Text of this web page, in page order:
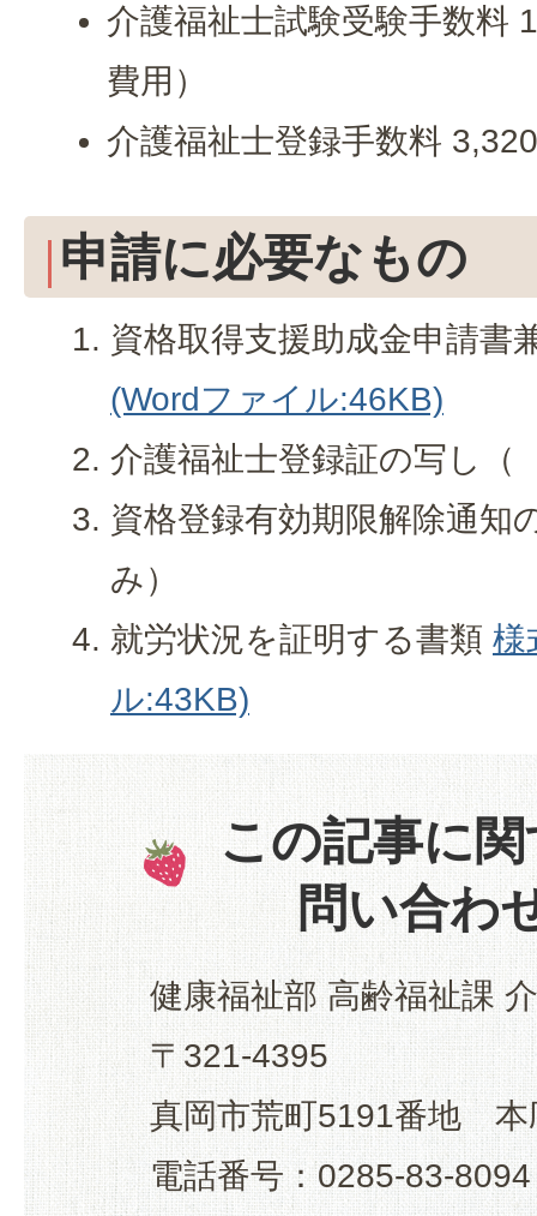
介護福祉士試験受験手数料
費用）
介護福祉士登録手数料
申請に必要なもの
資格取得支援助成金申請書
(Wordファイル:46KB)
介護福祉士登録証の写し（
資格登録有効期限解除通知
み）
就労状況を証明する書類 様
ル:43KB)
この記事に
問い合わ
健康福祉部 高齢福祉課
〒321-4395
真岡市荒町5191番地 本
電話番号：0285-83-8094